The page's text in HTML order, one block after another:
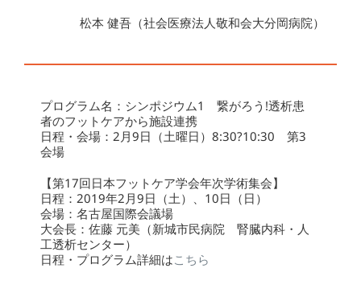
松本 健吾（社会医療法人敬和会大分岡病院）
プログラム名：シンポジウム1 繋がろう!透析患
者のフットケアから施設連携
日程・会場：2月9日（土曜日）8:30?10:30 第3
会場
【第17回日本フットケア学会年次学術集会】
日程：2019年2月9日（土）、10日（日）
会場：名古屋国際会議場
大会長：佐藤 元美（新城市民病院 腎臓内科・人
工透析センター）
日程・プログラム詳細はこちら